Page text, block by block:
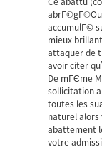
accumulГ©
mieux
attaquer de
avoir citer
De mГЄme
sollicitation
toutes les
naturel alors
abattement
votre